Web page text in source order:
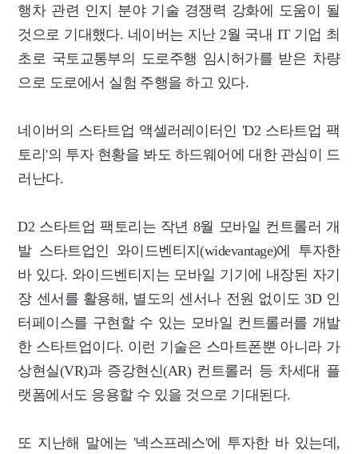
행차 관련 인지 분야 기술 경쟁력 강화에 도움이 될
것으로 기대했다. 네이버는 지난 2월 국내 IT 기업 최
초로 국토교통부의 도로주행 임시허가를 받은 차량
으로 도로에서 실험 주행을 하고 있다.
네이버의 스타트업 액셀러레이터인 'D2 스타트업 팩
토리'의 투자 현황을 봐도 하드웨어에 대한 관심이 드
러난다.
D2 스타트업 팩토리는 작년 8월 모바일 컨트롤러 개
발 스타트업인 와이드벤티지(widevantage)에 투자한
바 있다. 와이드벤티지는 모바일 기기에 내장된 자기
장 센서를 활용해, 별도의 센서나 전원 없이도 3D 인
터페이스를 구현할 수 있는 모바일 컨트롤러를 개발
한 스타트업이다. 이런 기술은 스마트폰뿐 아니라 가
상현실(VR)과 증강현신(AR) 컨트롤러 등 차세대 플
랫폼에서도 응용할 수 있을 것으로 기대된다.
또 지난해 말에는 '넥스프레스'에 투자한 바 있는데,